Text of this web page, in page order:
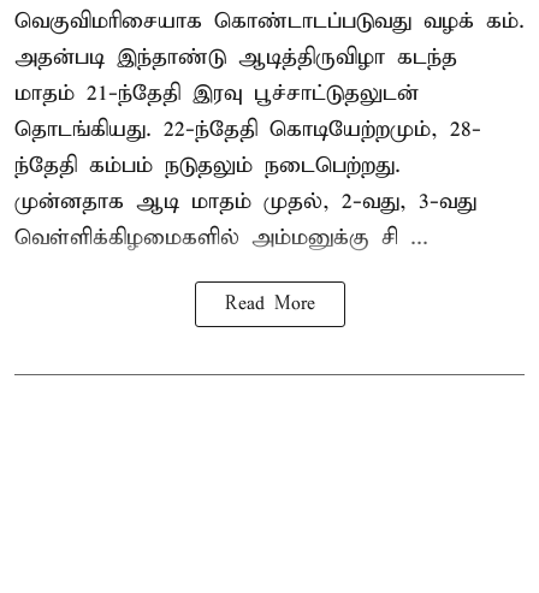
வெகுவிமரிசையாக கொண்டாடப்படுவது வழக் கம்.
அதன்படி இந்தாண்டு ஆடித்திருவிழா கடந்த
மாதம் 21-ந்தேதி இரவு பூச்சாட்டுதலுடன்
தொடங்கியது. 22-ந்தேதி கொடியேற்றமும், 28-
ந்தேதி கம்பம் நடுதலும் நடைபெற்றது.
முன்னதாக ஆடி மாதம் முதல், 2-வது, 3-வது
வெள்ளிக்கிழமைகளில் அம்மனுக்கு சி ...
Read More